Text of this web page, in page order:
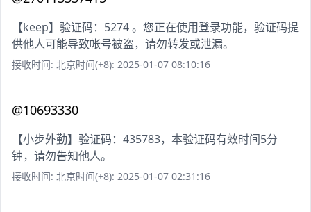
【keep】验证码：5274 。您正在使用登录功能，验证码提
供他人可能导致帐号被盗，请勿转发或泄漏。
接收时间: 北京时间(+8): 2025-01-07 08:10:16
@10693330
【小步外勤】验证码：435783，本验证码有效时间5分
钟，请勿告知他人。
接收时间: 北京时间(+8): 2025-01-07 02:31:16